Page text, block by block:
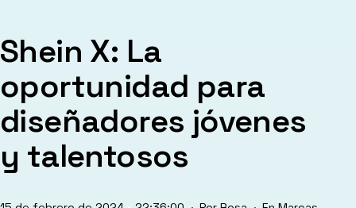
Shein X: La
oportunidad para
diseñadores jóvenes
y talentosos